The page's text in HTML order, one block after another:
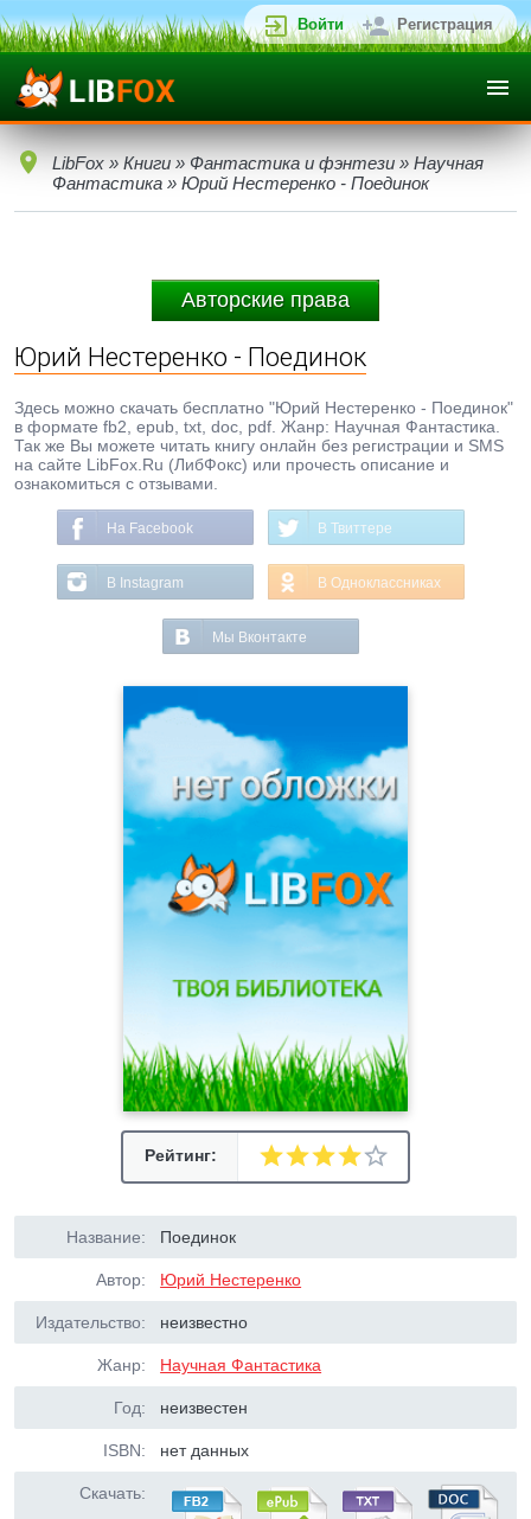
Войти Регистрация
LibFox » Книги » Фантастика и фэнтези » Научная
Фантастика » Юрий Нестеренко - Поединок
Авторские права
Юрий Нестеренко - Поединок
Здесь можно скачать бесплатно "Юрий Нестеренко - Поединок"
в формате fb2, epub, txt, doc, pdf. Жанр: Научная Фантастика.
Так же Вы можете читать книгу онлайн без регистрации и SMS
на сайте LibFox.Ru (ЛибФокс) или прочесть описание и
ознакомиться с отзывами.
На Facebook В Твиттере
В Instagram В Одноклассниках
Мы Вконтакте
Рейтинг:
Название: Поединок
Автор: Юрий Нестеренко
Издательство: неизвестно
Жанр: Научная Фантастика
Год: неизвестен
ISBN: нет данных
Скачать: